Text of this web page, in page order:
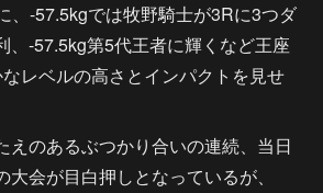
、-57.5kgでは牧野騎士が3Rに3つダ
、-57.5kg第5代王者に輝くなど王座
レベルの高さとインパクトを見せ
のあるぶつかり合いの連続、当日
会が目白押しとなっているが、